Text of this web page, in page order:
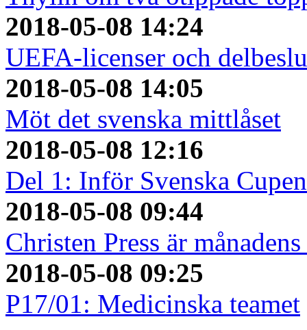
2018-05-08 14:24
UEFA-licenser och
2018-05-08 14:05
Möt det svenska mittlåset
2018-05-08 12:16
Del 1: Inför Svenska
2018-05-08 09:44
Christen Press är
2018-05-08 09:25
P17/01: Medicinska teamet